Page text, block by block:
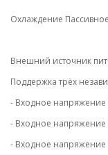
Охлаждение Пассивное
Внешний источник
Поддержка трёх
- Входное напряжение
- Входное напряжение
- Входное напряжение